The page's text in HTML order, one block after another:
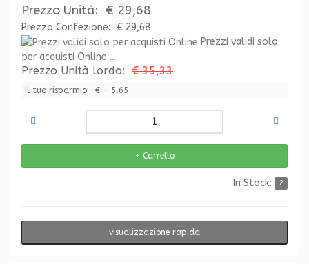
Prezzo Unità: € 29,68
Prezzo Confezione:
€ 29,68
Prezzi validi solo
per acquisti Online ...
Prezzo Unità lordo: € 35,33
Il tuo risparmio: € - 5,65
In Stock: 2
visualizzazione rapida